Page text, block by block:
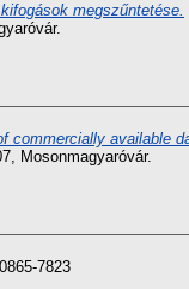
megszűntetése.
commercially available
Mosonmagyaróvár.
7823